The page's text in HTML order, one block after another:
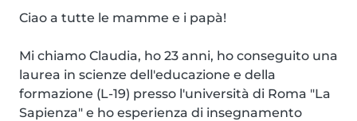
Ciao a tutte le mamme e i papà!
Mi chiamo Claudia, ho 23 anni, ho conseguito una
laurea in scienze dell'educazione e della
formazione (L-19) presso l'università di Roma "La
Sapienza" e ho esperienza di insegnamento